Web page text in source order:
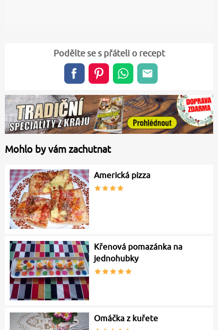
Podělte se s přáteli o recept
Mohlo by vám zachutnat
Americká pizza
Křenová pomazánka na
jednohubky
Omáčka z kuřete